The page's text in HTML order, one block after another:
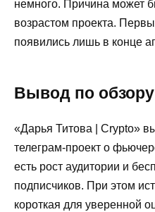
немного. Причина может
возрастом проекта.
появились лишь в конце
Вывод по обзору
«Дарья Титова | Crypto»
телеграм-проект о
есть рост аудитории и
подписчиков. При этом
короткая для уверенной